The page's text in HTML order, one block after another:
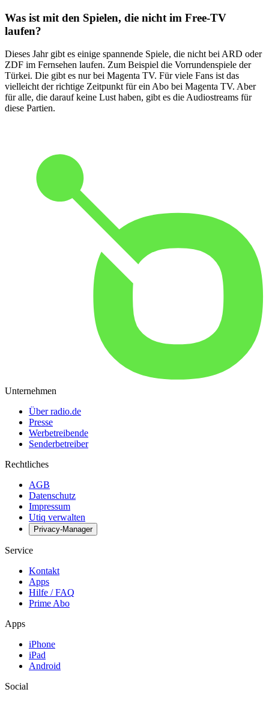
Was ist mit den Spielen, die nicht im Free-TV
laufen?
Dieses Jahr gibt es einige spannende Spiele, die nicht bei ARD oder
ZDF im Fernsehen laufen. Zum Beispiel die Vorrundenspiele der
Türkei. Die gibt es nur bei Magenta TV. Für viele Fans ist das
vielleicht der richtige Zeitpunkt für ein Abo bei Magenta TV. Aber
für alle, die darauf keine Lust haben, gibt es die Audiostreams für
diese Partien.
Unternehmen
Über radio.de
Presse
Werbetreibende
Senderbetreiber
Rechtliches
AGB
Datenschutz
Impressum
Utiq verwalten
Privacy-Manager
Service
Kontakt
Apps
Hilfe / FAQ
Prime Abo
Apps
iPhone
iPad
Android
Social